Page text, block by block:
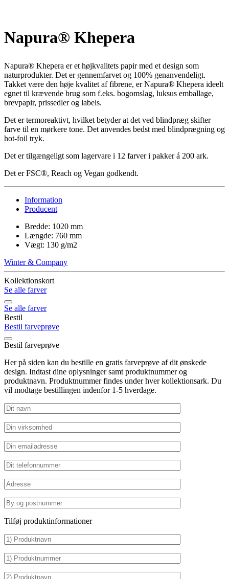
Napura® Khepera
Napura® Khepera er et højkvalitets papir med et design som
naturprodukter. Det er gennemfarvet og 100% genanvendeligt.
Takket være den høje kvalitet af fibrene, er Napura® Khepera ideelt
egnet til krævende brug som f.eks. bogomslag, luksus emballage,
brevpapir, prissedler og labels.
Det er termoreaktivt, hvilket betyder at det ved blindpræg skifter
farve til en mørkere tone. Det anvendes bedst med blindprægning og
hot-foil tryk.
Det er tilgængeligt som lagervare i 12 farver i pakker á 200 ark.
Det er FSC®, Reach og Vegan godkendt.
Information
Producent
Bredde: 1020 mm
Længde: 760 mm
Vægt: 130 g/m2
Winter & Company
Kollektionskort
Se alle farver
Se alle farver
Bestil
Bestil farveprøve
Bestil farveprøve
Her på siden kan du bestille en gratis farveprøve af dit ønskede
design. Indtast dine oplysninger samt produktnummer og
produktnavn. Produktnummer findes under hver kollektionsark. Du
vil modtage bestillingen indenfor 1-5 hverdage.
Tilføj produktinformationer